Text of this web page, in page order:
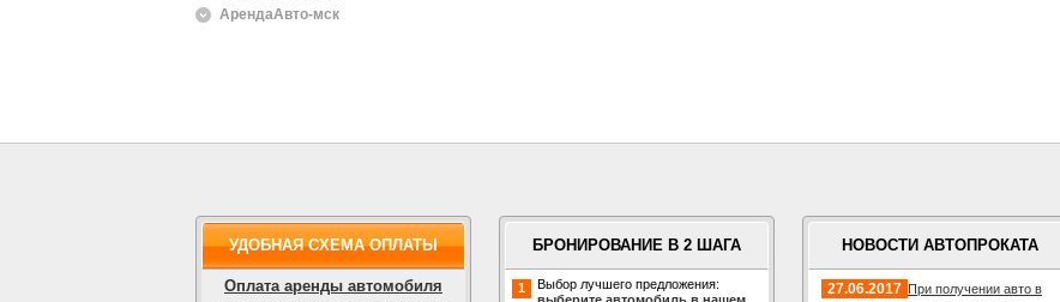
АрендаАвто-мск
УДОБНАЯ СХЕМА ОПЛАТЫ
Оплата аренды автомобиля
БРОНИРОВАНИЕ В 2 ШАГА
1
Выбор лучшего предложения:
НОВОСТИ АВТОПРОКАТА
27.06.2017 При получении авто в